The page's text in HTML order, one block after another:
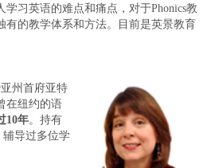
习英语的难点和痛点，对于Phonics教
有的教学体系和方法。目前是英景教育
州首府亚特
在纽约的语
10年。持有
辅导过多位学